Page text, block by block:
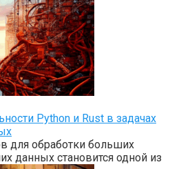
Python и Rust в задачах
для обработки больших
данных становится одной из